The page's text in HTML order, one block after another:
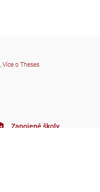
, Více o Theses
Zapojené školy